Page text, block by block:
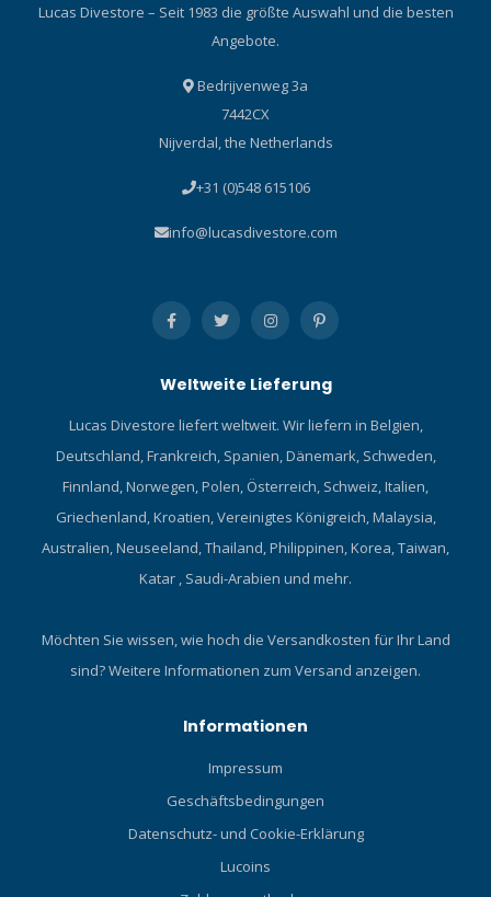
Lucas Divestore – Seit 1983 die größte Auswahl und die besten
Angebote.
Bedrijvenweg 3a
7442CX
Nijverdal, the Netherlands
+31 (0)548 615106
info@lucasdivestore.com
Weltweite Lieferung
Lucas Divestore liefert weltweit. Wir liefern in Belgien,
Deutschland, Frankreich, Spanien, Dänemark, Schweden,
Finnland, Norwegen, Polen, Österreich, Schweiz, Italien,
Griechenland, Kroatien, Vereinigtes Königreich, Malaysia,
Australien, Neuseeland, Thailand, Philippinen, Korea, Taiwan,
Katar , Saudi-Arabien und mehr.
Möchten Sie wissen, wie hoch die Versandkosten für Ihr Land
sind?Weitere Informationen zum Versand anzeigen.
Informationen
Impressum
Geschäftsbedingungen
Datenschutz- und Cookie-Erklärung
Lucoins